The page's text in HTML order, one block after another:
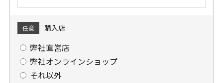
任意 購入店
弊社直営店
弊社オンラインショップ
それ以外